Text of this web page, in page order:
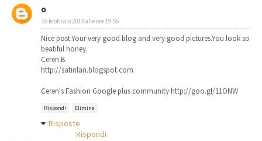
o
16 febbraio 2013 alle ore 19:55
Nice post.Your very good blog and very good pictures.You look so
beatiful honey.
Ceren B.
http://satinfan.blogspot.com
Ceren's Fashion Google plus community http://goo.gl/11ONW
Rispondi Elimina
Risposte
Rispondi